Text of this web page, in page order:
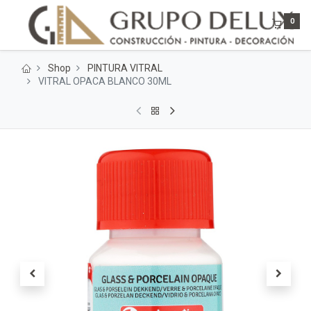
0
Shop
PINTURA VITRAL
VITRAL OPACA BLANCO 30ML